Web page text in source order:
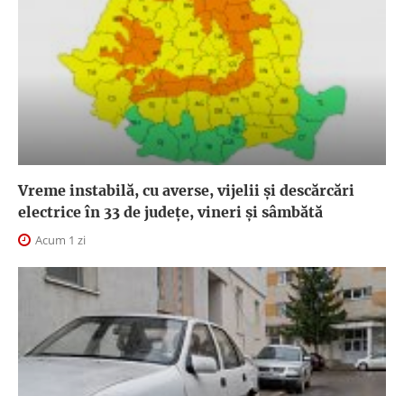
Vreme instabilă, cu averse, vijelii și descărcări
electrice în 33 de județe, vineri și sâmbătă
Acum 1 zi